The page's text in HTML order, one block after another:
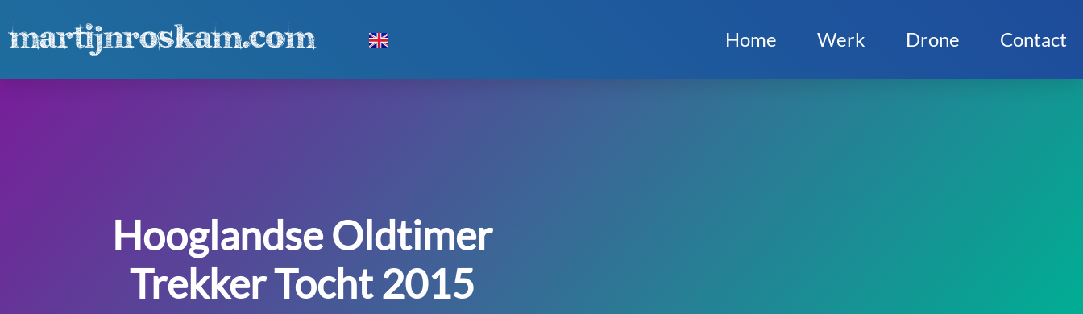
Home Werk Drone Contact
Hooglandse Oldtimer
Trekker Tocht 2015